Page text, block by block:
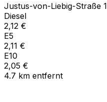
Justus-von-Liebig-Straße 1
Diesel
2,12 €
E5
2,11 €
E10
2,05 €
4.7 km entfernt